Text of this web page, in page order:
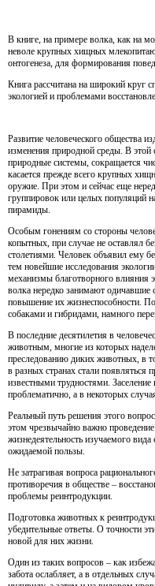
В книге, на примере волка, как на
неволе крупных хищных
онтогенеза, для формирования
Книга рассчитана на широкий круг
экологией и проблемами
Развитие человеческого общества
изменения природной среды. В
природные системы, сокращается
касается прежде всего крупных
оружие. При этом и сейчас еще
группировок или целых популяций
пирамиды.
Особым гонениям со стороны
копытных, при случае не оставлял
столетиями. Человек объявил ему
тем новейшие исследования
механизмы благотворного влияния
волка нередко занимают
повышение их жизнеспособности.
собаками и гибридами, намного
В последние десятилетия в
животным, многие из которых
преследованию диких животных, в
в разных странах стали появляться
известными трудностями. Заселение
проблематично, а в некоторых
Реальный путь решения этого
этом чрезвычайно важно
жизнедеятельность изучаемого
ожидаемой пользы.
Не затрагивая вопроса
противоречия в обществе –
проблемы реинтродукции.
Подготовка животных к
убедительные ответы. О точности
новой для них жизни.
Один из таких вопросов – как
забота ослабляет, а в отдельных